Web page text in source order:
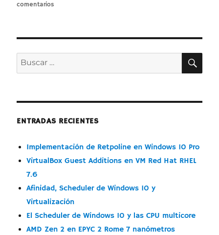
comentarios
–
Historia
Buscar
por:
ENTRADAS RECIENTES
Implementación de Retpoline en Windows 10 Pro
VirtualBox Guest Additions en VM Red Hat RHEL
7.6
Afinidad, Scheduler de Windows 10 y
Virtualización
El Scheduler de Windows 10 y las CPU multicore
AMD Zen 2 en EPYC 2 Rome 7 nanómetros